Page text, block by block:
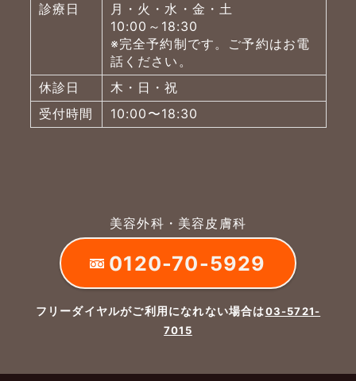
診療日
月・火・水・金・土
10:00～18:30
※完全予約制です。ご予約はお電
話ください。
休診日
木・日・祝
受付時間
10:00〜18:30
美容外科・美容皮膚科
0120-70-5929
フリーダイヤルがご利用になれない場合は03-5721-
7015